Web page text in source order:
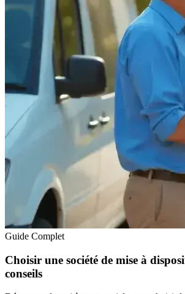
Guide Complet
Choisir une société de mise à
conseils